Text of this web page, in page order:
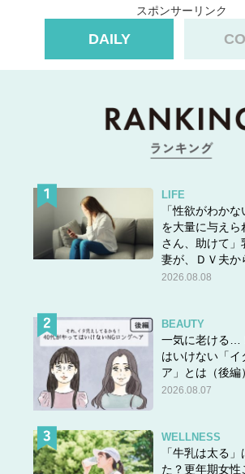
スポンサーリンク
DAILY
LIFE
「性欲がわか
を大量に与え
さん、助けて」
妻が、ＤＶ夫か
2026.08.08
BEAUTY
一気に老ける…
はいけない「
ア」とは（後編
2026.08.07
WELLNESS
「牛乳は太る
た？更年期女性